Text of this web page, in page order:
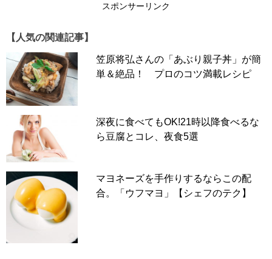
スポンサーリンク
【人気の関連記事】
笠原将弘さんの「あぶり親子丼」が簡
単＆絶品！ プロのコツ満載レシピ
深夜に食べてもOK!21時以降食べるな
ら豆腐とコレ、夜食5選
マヨネーズを手作りするならこの配
合。「ウフマヨ」【シェフのテク】